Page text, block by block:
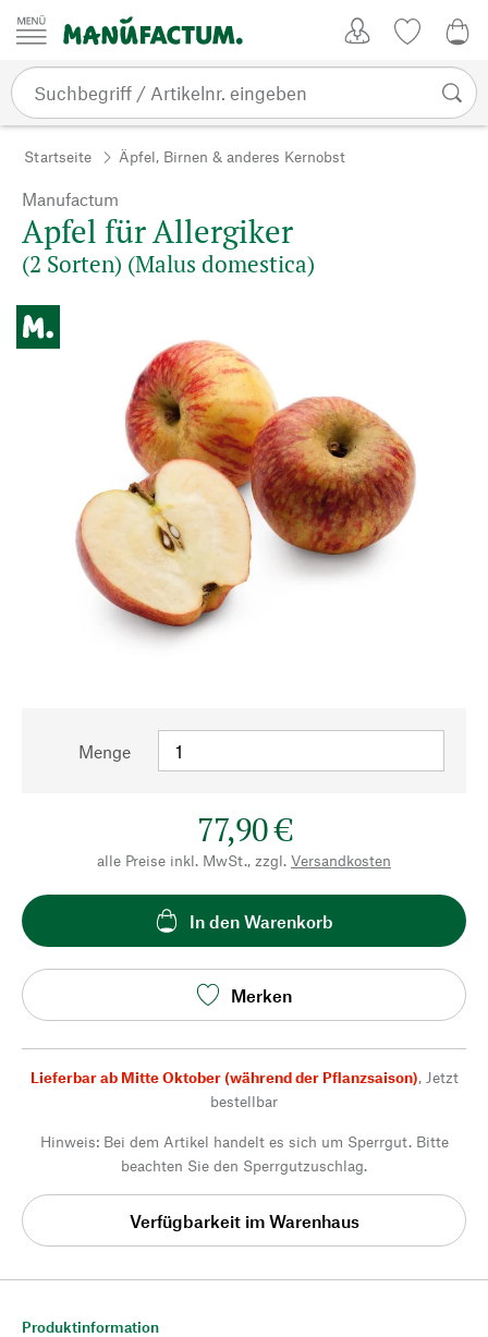
Zum Inhalt springen
Startseite Äpfel, Birnen & anderes Kernobst
Manufactum
Apfel für Allergiker
(2 Sorten) (Malus domestica)
Menge
77,90 €
alle Preise inkl. MwSt., zzgl. Versandkosten
In den Warenkorb
Merken
Lieferbar ab Mitte Oktober (während der Pflanzsaison), Jetzt
bestellbar
Hinweis: Bei dem Artikel handelt es sich um Sperrgut. Bitte
beachten Sie den Sperrgutzuschlag.
Verfügbarkeit im Warenhaus
Produktinformation